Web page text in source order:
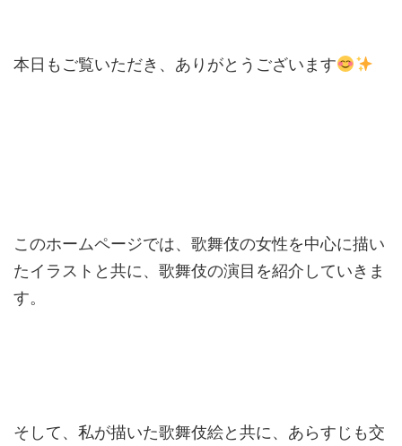
本日もご覧いただき、ありがとうございます
このホームページでは、歌舞伎の女性を中心に描い
たイラストと共に、歌舞伎の演目を紹介していきま
す。
そして、私が描いた歌舞伎絵と共に、あらすじも交